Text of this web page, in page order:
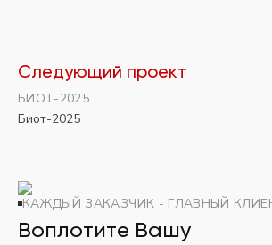
Следующий проект
БИОТ-2025
Биот-2025
КАЖДЫЙ ЗАКАЗЧИК - ГЛАВНЫЙ
Воплотите Вашу